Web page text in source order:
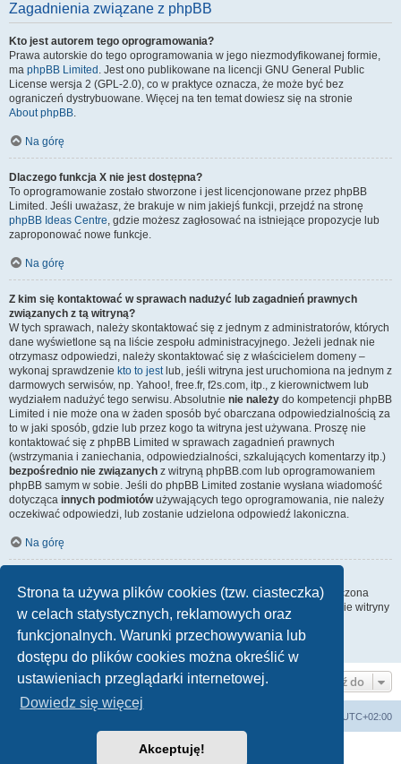
Strona ta używa plików cookies (tzw. ciasteczka)
w celach statystycznych, reklamowych oraz
funkcjonalnych. Warunki przechowywania lub
dostępu do plików cookies można określić w
ustawieniach przeglądarki internetowej.
Dowiedz się więcej
Akceptuję!
Zagadnienia związane z phpBB
Kto jest autorem tego oprogramowania?
Prawa autorskie do tego oprogramowania w jego niezmodyfikowanej formie,
ma phpBB Limited . Jest ono publikowane na licencji GNU General Public
License wersja 2 (GPL-2.0), co w praktyce oznacza, że może być bez
ograniczeń dystrybuowane. Więcej na ten temat dowiesz się na stronie
About phpBB.
Na górę
Dlaczego funkcja X nie jest dostępna?
To oprogramowanie zostało stworzone i jest licencjonowane przez phpBB
Limited. Jeśli uważasz, że brakuje w nim jakiejś funkcji, przejdź na stronę
phpBB Ideas Centre, gdzie możesz zagłosować na istniejące propozycje lub
zaproponować nowe funkcje.
Na górę
Z kim się kontaktować w sprawach nadużyć lub zagadnień prawnych
związanych z tą witryną?
W tych sprawach, należy skontaktować się z jednym z administratorów, których
dane wyświetlone są na liście zespołu administracyjnego. Jeżeli jednak nie
otrzymasz odpowiedzi, należy skontaktować się z właścicielem domeny –
wykonaj sprawdzenie kto to jestlub, jeśli witryna jest uruchomiona na jednym z
darmowych serwisów, np. Yahoo!, free.fr, f2s.com, itp., z kierownictwem lub
wydziałem nadużyć tego serwisu. Absolutnie nie należy do kompetencji phpBB
Limited i nie może ona w żaden sposób być obarczana odpowiedzialnością za
to w jaki sposób, gdzie lub przez kogo ta witryna jest używana. Proszę nie
kontaktować się z phpBB Limited w sprawach zagadnień prawnych
(wstrzymania i zaniechania, odpowiedzialności, szkalujących komentarzy itp.)
bezpośrednio nie związanych z witryną phpBB.com lub oprogramowaniem
phpBB samym w sobie. Jeśli do phpBB Limited zostanie wysłana wiadomość
dotycząca innych podmiotówużywających tego oprogramowania, nie należy
oczekiwać odpowiedzi, lub zostanie udzielona odpowiedź lakoniczna.
Na górę
Wszyscy użytkownicy witryny mogą używać – jeśli funkcja ta jest włączona
przez administratora witryny – formularza „Kontakt z nami”. Członkowie witryny
mogą także używać odnośnika „Zespół administracyjny”.
Na górę
Przejdź do
UTC+02:00
Technologię dostarczaphpBB® Forum Software © phpBB Limited